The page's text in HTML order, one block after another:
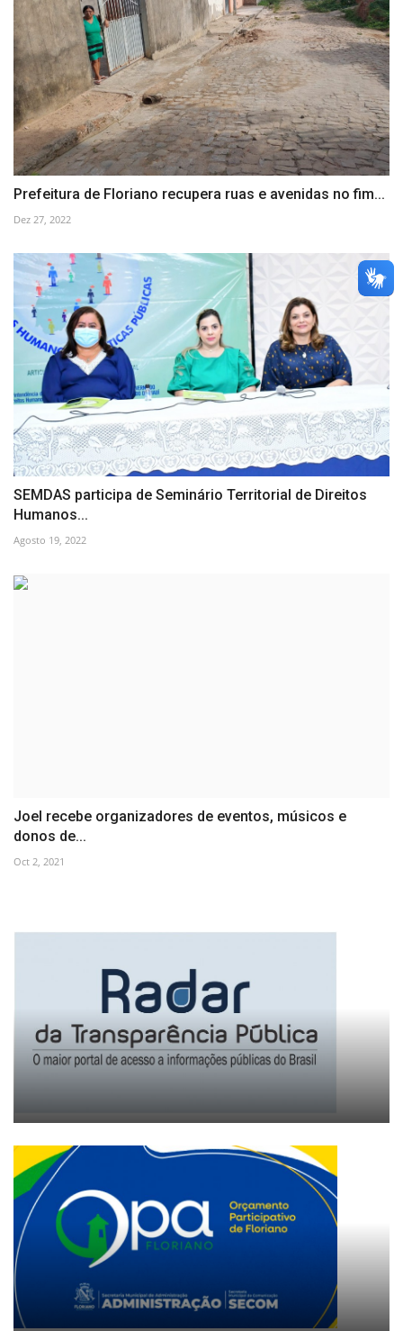
Prefeitura de Floriano recupera ruas e avenidas no fim...
Dez 27, 2022
SEMDAS participa de Seminário Territorial de Direitos
Humanos...
Agosto 19, 2022
Joel recebe organizadores de eventos, músicos e
donos de...
Oct 2, 2021